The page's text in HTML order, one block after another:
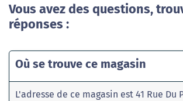
Vous avez des questions,
réponses :
Où se trouve ce magasin
L'adresse de ce magasin est 41 Rue Du